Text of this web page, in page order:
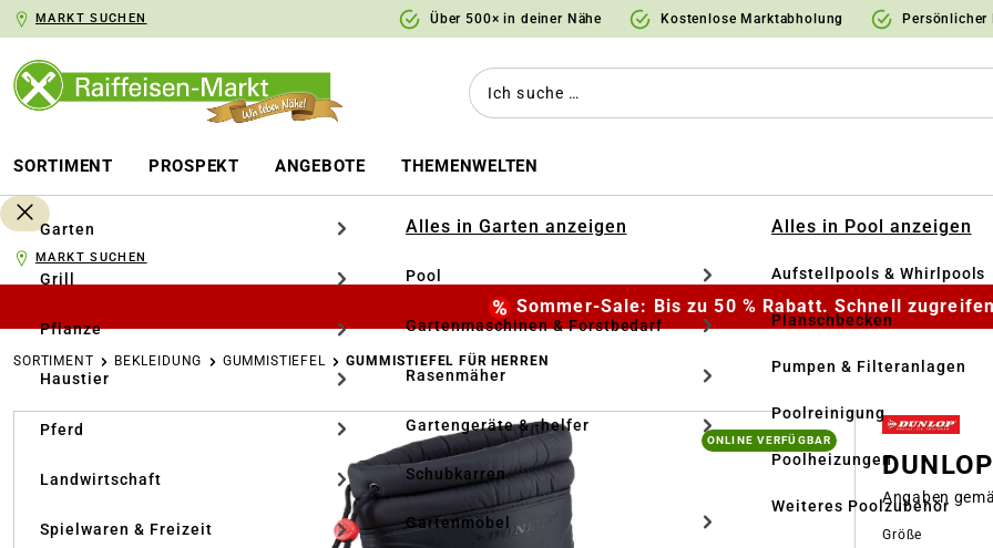
Zur Hauptnavigation springen
MARKT SUCHEN Über 500× in deiner Nähe Kostenlose Marktabholung Persönlicher
SORTIMENT PROSPEKT ANGEBOTE THEMENWELTEN
Garten
Grill
Pflanze
Haustier
Pferd
Landwirtschaft
Spielwaren & Freizeit
Alles in Garten anzeigen
Pool
Gartenmaschinen & Forstbedarf
Rasenmäher
Gartengeräte & -helfer
Schubkarren
Gartenmöbel
Alles in Pool anzeigen
Aufstellpools & Whirlpools
Planschbecken
Pumpen & Filteranlagen
Poolreinigung
Poolheizungen
Weiteres Poolzubehör
MARKT SUCHEN
Sommer-Sale: Bis zu 50 % Rabatt. Schnell
SORTIMENT BEKLEIDUNG GUMMISTIEFEL GUMMISTIEFEL FÜR HERREN
Bildergalerie überspringen
ONLINE VERFÜGBAR
Angaben
Größe